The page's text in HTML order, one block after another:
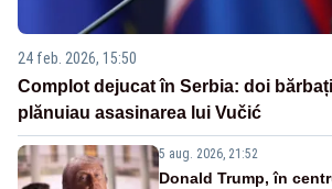
24 feb. 2026, 15:50
Complot dejucat în Serbia: doi
plănuiau asasinarea lui Vučić
5 aug. 2026, 21:52
Donald Trump, în